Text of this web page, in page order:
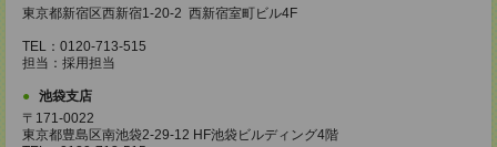
東京都新宿区西新宿1-20-2 西新宿室町ビル4F
TEL：0120-713-515
担当：採用担当
池袋支店
〒171-0022
東京都豊島区南池袋2-29-12 HF池袋ビルディング4階